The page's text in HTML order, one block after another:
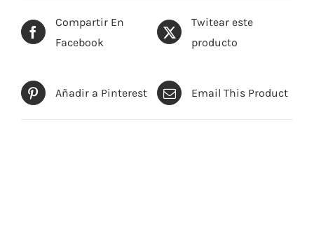
Compartir En
Facebook
Twitear este
producto
Añadir a Pinterest Email This Product